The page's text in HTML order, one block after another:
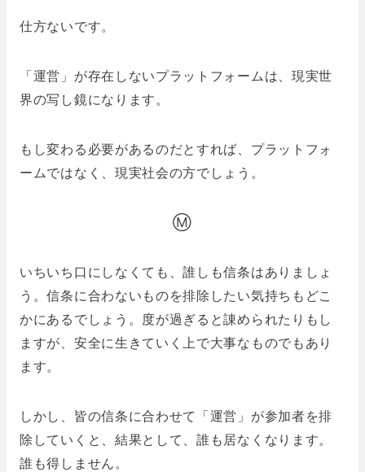
仕方ないです。
「運営」が存在しないプラットフォームは、現実世
界の写し鏡になります。
もし変わる必要があるのだとすれば、プラットフォ
ームではなく、現実社会の方でしょう。
Ⓜ️
いちいち口にしなくても、誰しも信条はありましょ
う。信条に合わないものを排除したい気持ちもどこ
かにあるでしょう。度が過ぎると諌められたりもし
ますが、安全に生きていく上で大事なものでもあり
ます。
しかし、皆の信条に合わせて「運営」が参加者を排
除していくと、結果として、誰も居なくなります。
誰も得しません。